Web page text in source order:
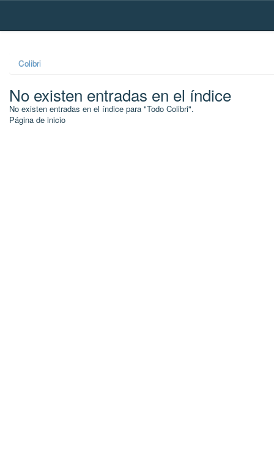
Skip
Colibri
No existen entradas en el índice
No existen entradas en el índice para "Todo Colibri".
Página de inicio